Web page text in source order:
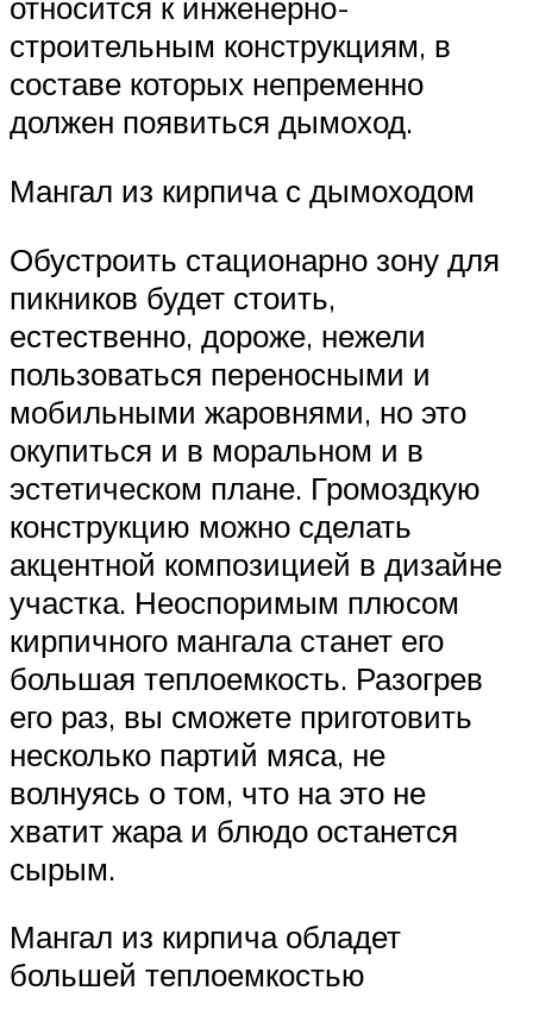
относится к инженерно-
строительным конструкциям, в
составе которых непременно
должен появиться дымоход.
Мангал из кирпича с дымоходом
Обустроить стационарно зону для
пикников будет стоить,
естественно, дороже, нежели
пользоваться переносными и
мобильными жаровнями, но это
окупиться и в моральном и в
эстетическом плане. Громоздкую
конструкцию можно сделать
акцентной композицией в дизайне
участка. Неоспоримым плюсом
кирпичного мангала станет его
большая теплоемкость. Разогрев
его раз, вы сможете приготовить
несколько партий мяса, не
волнуясь о том, что на это не
хватит жара и блюдо останется
сырым.
Мангал из кирпича обладет
большей теплоемкостью